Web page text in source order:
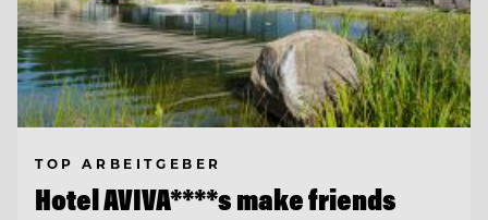
TOP ARBEITGEBER
Hotel AVIVA****s make friends